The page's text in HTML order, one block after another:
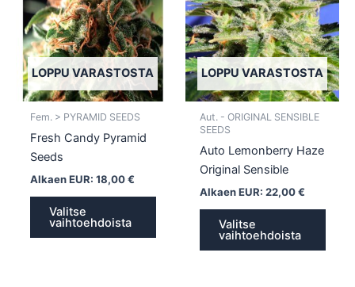
LOPPU VARASTOSTA
Fem. > PYRAMID SEEDS
Fresh Candy Pyramid
Seeds
Alkaen EUR: 18,00€
Valitse
vaihtoehdoista
useampi
muunnelma.
Voit
tehdä
valinnat
LOPPU VARASTOSTA
Aut. - ORIGINAL SENSIBLE
SEEDS
Auto Lemonberry Haze
Original Sensible
Alkaen EUR: 22,00€
Valitse
vaihtoehdoista
Voit
tehdä